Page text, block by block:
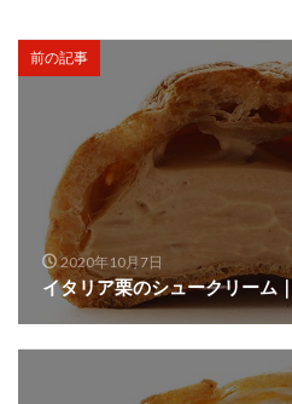
前の記事
2020年10月7日
イタリア栗のシュークリーム